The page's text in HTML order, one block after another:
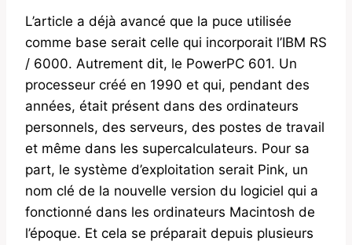
L’article a déjà avancé que la puce utilisée
comme base serait celle qui incorporait l’IBM RS
/ 6000. Autrement dit, le PowerPC 601. Un
processeur créé en 1990 et qui, pendant des
années, était présent dans des ordinateurs
personnels, des serveurs, des postes de travail
et même dans les supercalculateurs. Pour sa
part, le système d’exploitation serait Pink, un
nom clé de la nouvelle version du logiciel qui a
fonctionné dans les ordinateurs Macintosh de
l’époque. Et cela se préparait depuis plusieurs